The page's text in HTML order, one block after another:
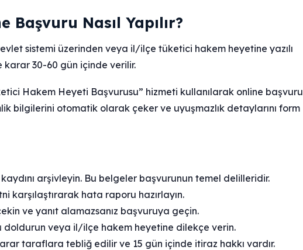
Başvuru Nasıl Yapılır?
sistemi üzerinden veya il/ilçe tüketici hakem heyetine yazılı
karar 30-60 gün içinde verilir.
Hakem Heyeti Başvurusu” hizmeti kullanılarak online başvuru
bilgilerini otomatik olarak çeker ve uyuşmazlık detaylarını form
arşivleyin. Bu belgeler başvurunun temel delilleridir.
karşılaştırarak hata raporu hazırlayın.
ve yanıt alamazsanız başvuruya geçin.
veya il/ilçe hakem heyetine dilekçe verin.
taraflara tebliğ edilir ve 15 gün içinde itiraz hakkı vardır.